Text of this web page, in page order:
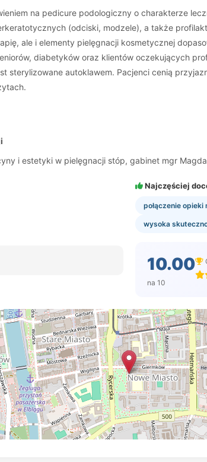
na pedicure podologiczny o charakterze
(odciski, modzele), a także
ale i elementy pielęgnacji kosmetycznej
diabetyków oraz klientów oczekujących
sterylizowane autoklawem. Pacjenci cenią
i estetyki w pielęgnacji stóp, gabinet mgr
Najczęściej
połączenie
wysoka
10.00
na 10